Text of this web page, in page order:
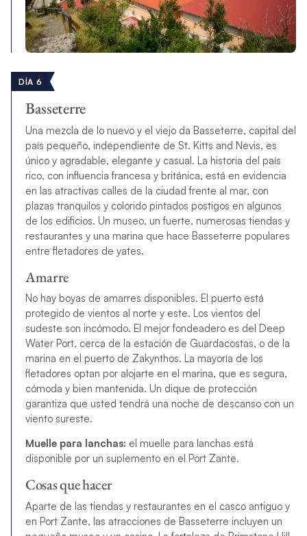
DÍA 6
Basseterre
Una mezcla de lo nuevo y el viejo da Basseterre, capital del
país pequeño, independiente de St. Kitts and Nevis, es
único y agradable, elegante y casual. La historia del país
rico, con influencia francesa y británica, está en evidencia
en las atractivas calles de la ciudad frente al mar, con
plazas tranquilos y colorido pintados postigos en algunos
de los edificios. Un museo, un fuerte, numerosas tiendas y
restaurantes y una marina que hace Basseterre populares
entre fletadores de yates.
Amarre
No hay boyas de amarres disponibles. El puerto está
protegido de vientos al norte y este. Los vientos del
sudeste son incómodo. El mejor fondeadero es del Deep
Water Port, cerca de la estación de Guardacostas, o de la
marina en el puerto de Zakynthos. La mayoría de los
fletadores optan por alojarte en el marina, que es segura,
cómoda y bien mantenida. Un dique de protección
garantiza que usted tendrá una noche de descanso con un
viento sureste.
Muelle para lanchas: el muelle para lanchas está
disponible por un suplemento en el Port Zante.
Cosas que hacer
Aparte de las tiendas y restaurantes en el casco antiguo y
en Port Zante, las atracciones de Basseterre incluyen un